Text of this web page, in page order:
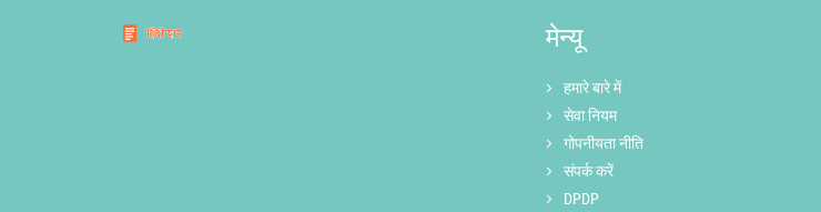
मेन्यू
हमारे बारे में
सेवा नियम
गोपनीयता नीति
संपर्क करें
DPDP